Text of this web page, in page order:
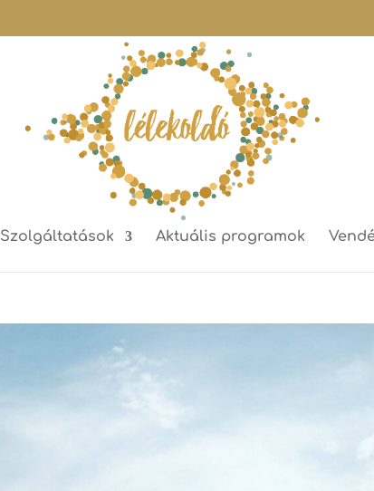
Szolgáltatások Aktuális programok